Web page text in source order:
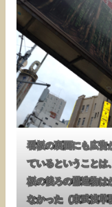
看板の裏面にも広告
ているということは
板の後ろの構造物は
なかった（東武浅草